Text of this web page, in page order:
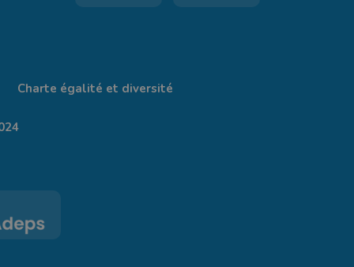
Charte égalité et diversité